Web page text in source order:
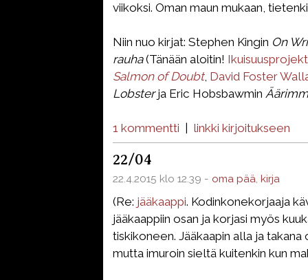
viikoksi. Oman maun mukaan,
Niin nuo kirjat: Stephen Kingin On
rauha(Tänään aloitin!
Salmon of Doubt, David Foster
Lobsterja Eric Hobsbawmin
1 kommentti linkki kirjoitukseen
22/04
22.4.2015 klo 12.39 - oma pää, kirja
(Re: jääkaappi. Kodinkonekorjaaja
jääkaappiin osan ja korjasi myös
tiskikoneen. Jääkaapin alla ja
mutta imuroin sieltä kuitenkin kun